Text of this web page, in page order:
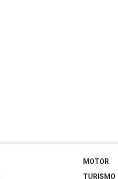
MOTOR
TURISMO